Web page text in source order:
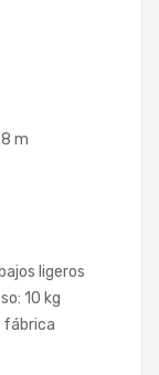
m
ligeros
10 kg
fábrica